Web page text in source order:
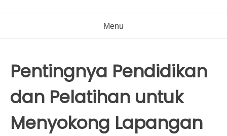
Menu
Pentingnya Pendidikan
dan Pelatihan untuk
Menyokong Lapangan